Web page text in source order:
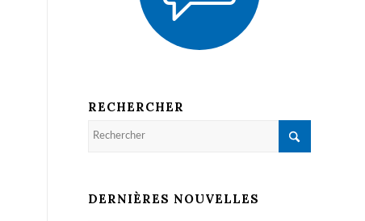
RECHERCHER
DERNIÈRES NOUVELLES